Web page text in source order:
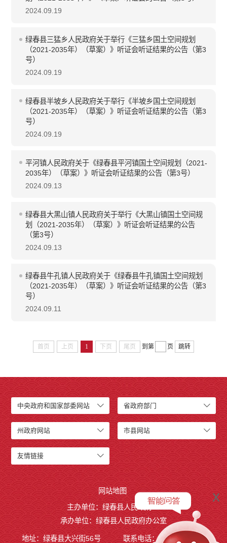
2024.09.19
绿春县三猛乡人民政府关于举行《三猛乡国土空间规划
（2021-2035年）（草案）》听证会听证结果的公告（第3
号）
2024.09.19
绿春县半坡乡人民政府关于举行《半坡乡国土空间规划
（2021-2035年）（草案）》听证会听证结果的公告（第3
号）
2024.09.19
平河镇人民政府关于《绿春县平河镇国土空间规划（2021-
2035年）（草案）》听证会听证结果的公告（第3号）
2024.09.13
绿春县大黑山镇人民政府关于举行《大黑山镇国土空间规
划（2021-2035年）（草案）》听证会听证结果的公告
（第3号）
2024.09.13
绿春县牛孔镇人民政府关于《绿春县牛孔镇国土空间规划
（2021-2035年）（草案）》听证会听证结果的公告（第3
号）
2024.09.11
首页 上页 1 下页 尾页 到第 页 跳转
中央政府和国家部委网站 省政府部门
州政府网站 市县网站
友情链接
x
网站地图
主办单位：绿春县人民政府
承办单位：绿春县人民政府办公室
地址：绿春县大兴街56号 联系电话：0873-4221495